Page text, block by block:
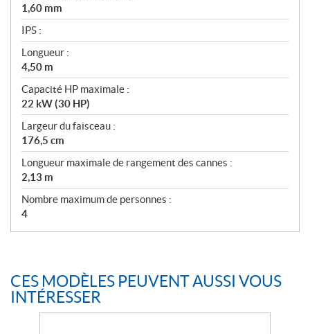
1,60 mm
IPS :
Longueur :
4,50 m
Capacité HP maximale :
22 kW (30 HP)
Largeur du faisceau :
176,5 cm
Longueur maximale de rangement des cannes :
2,13 m
Nombre maximum de personnes :
4
CES MODÈLES PEUVENT AUSSI VOUS
INTÉRESSER